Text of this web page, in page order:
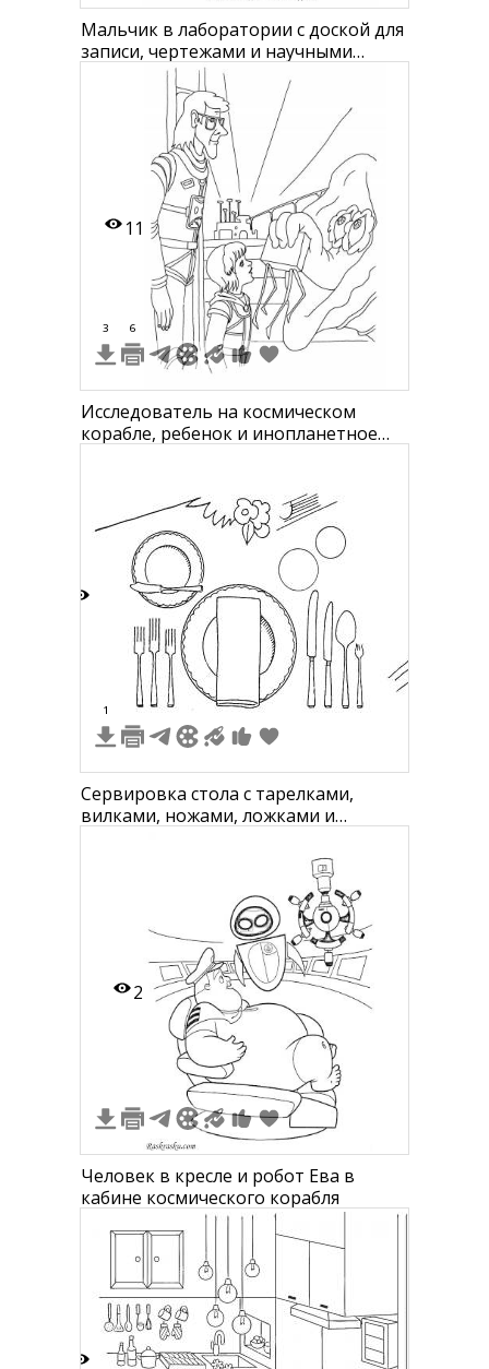
Мальчик в лаборатории с доской для
записи, чертежами и научными
11
3 6
Исследователь на космическом
корабле, ребенок и инопланетное
1
Сервировка стола с тарелками,
вилками, ножами, ложками и
2
Человек в кресле и робот Ева в
кабине космического корабля